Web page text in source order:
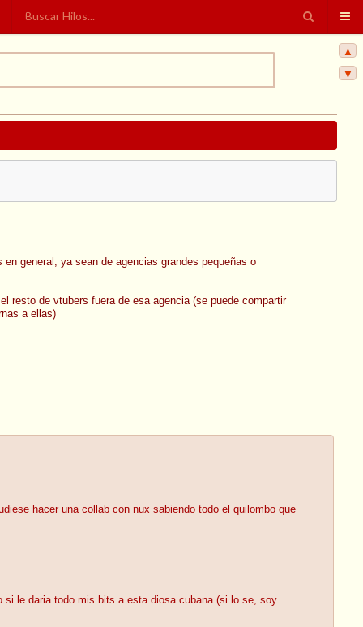
general, ya sean de agencias grandes pequeñas o
resto de vtubers fuera de esa agencia (se puede compartir
a ellas)
hacer una collab con nux sabiendo todo el quilombo que
le daria todo mis bits a esta diosa cubana (si lo se, soy
▲
▼